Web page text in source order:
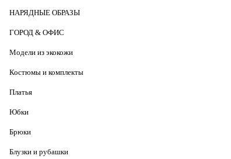
НАРЯДНЫЕ ОБРАЗЫ
ГОРОД & ОФИС
Модели из экокожи
Костюмы и комплекты
Платья
Юбки
Брюки
Блузки и рубашки